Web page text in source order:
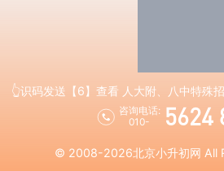
👆识码发送【6】查看 人大附、八中特殊
咨询电话:
010-
5624
© 2008-2026北京小升初网 All